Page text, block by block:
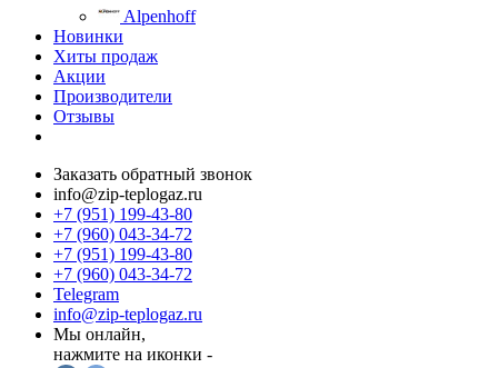
Alpenhoff
Новинки
Хиты продаж
Акции
Производители
Отзывы
Заказать обратный звонок
info@zip-teplogaz.ru
+7 (951) 199-43-80
+7 (960) 043-34-72
+7 (951) 199-43-80
+7 (960) 043-34-72
Telegram
info@zip-teplogaz.ru
Мы онлайн,
нажмите на иконки -